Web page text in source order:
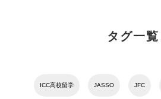
タグ一覧
ICC高校留学 JASSO JFC